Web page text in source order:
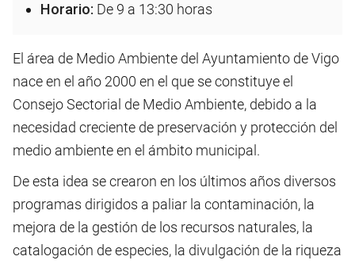
Horario: De 9 a 13:30 horas
El área de Medio Ambiente del Ayuntamiento de Vigo
nace en el año 2000 en el que se constituye el
Consejo Sectorial de Medio Ambiente, debido a la
necesidad creciente de preservación y protección del
medio ambiente en el ámbito municipal.
De esta idea se crearon en los últimos años diversos
programas dirigidos a paliar la contaminación, la
mejora de la gestión de los recursos naturales, la
catalogación de especies, la divulgación de la riqueza